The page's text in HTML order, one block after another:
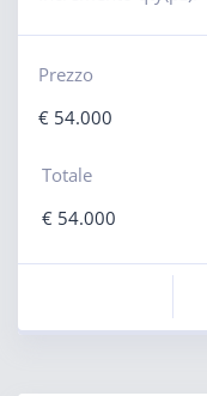
Prezzo
€54.000
Totale
€54.000